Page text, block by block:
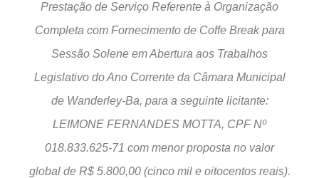
Prestação de Serviço Referente à Organização
Completa com Fornecimento de Coffe Break para
Sessão Solene em Abertura aos Trabalhos
Legislativo do Ano Corrente da Câmara Municipal
de Wanderley-Ba, para a seguinte licitante:
LEIMONE FERNANDES MOTTA, CPF Nº
018.833.625-71 com menor proposta no valor
global de R$ 5.800,00 (cinco mil e oitocentos reais).